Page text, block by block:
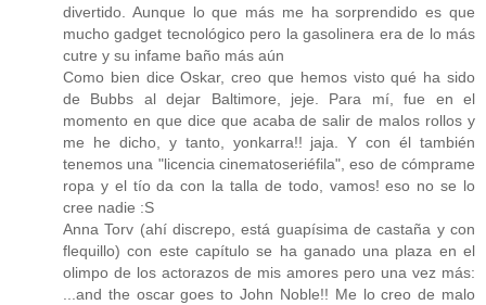
divertido. Aunque lo que más me ha sorprendido es que
mucho gadget tecnológico pero la gasolinera era de lo más
cutre y su infame baño más aún
Como bien dice Oskar, creo que hemos visto qué ha sido
de Bubbs al dejar Baltimore, jeje. Para mí, fue en el
momento en que dice que acaba de salir de malos rollos y
me he dicho, y tanto, yonkarra!! jaja. Y con él también
tenemos una "licencia cinematoseriéfila", eso de cómprame
ropa y el tío da con la talla de todo, vamos! eso no se lo
cree nadie :S
Anna Torv (ahí discrepo, está guapísima de castaña y con
flequillo) con este capítulo se ha ganado una plaza en el
olimpo de los actorazos de mis amores pero una vez más:
...and the oscar goes to John Noble!! Me lo creo de malo